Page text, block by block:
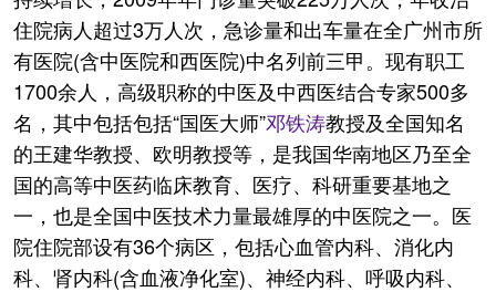
住院病人超过3万人次，急诊量和出车量在全广州市所
有医院(含中医院和西医院)中名列前三甲。现有职工
1700余人，高级职称的中医及中西医结合专家500多
名，其中包括包括“国医大师”邓铁涛教授及全国知名
的王建华教授、欧明教授等，是我国华南地区乃至全
国的高等中医药临床教育、医疗、科研重要基地之
一，也是全国中医技术力量最雄厚的中医院之一。医
院住院部设有36个病区，包括心血管内科、消化内
科、肾内科(含血液净化室)、神经内科、呼吸内科、